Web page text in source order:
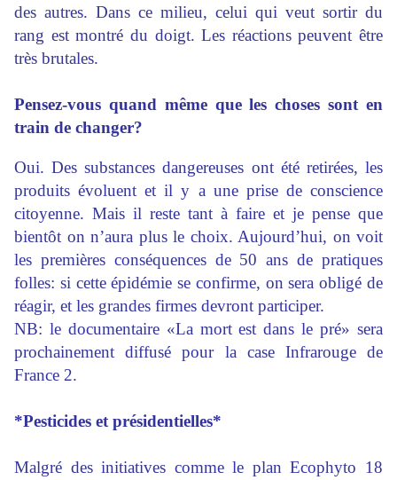
des autres. Dans ce milieu, celui qui veut sortir du
rang est montré du doigt. Les réactions peuvent être
très brutales.
Pensez-vous quand même que les choses sont en
train de changer?
Oui. Des substances dangereuses ont été retirées, les
produits évoluent et il y a une prise de conscience
citoyenne. Mais il reste tant à faire et je pense que
bientôt on n’aura plus le choix. Aujourd’hui, on voit
les premières conséquences de 50 ans de pratiques
folles: si cette épidémie se confirme, on sera obligé de
réagir, et les grandes firmes devront participer.
NB: le documentaire «La mort est dans le pré» sera
prochainement diffusé pour la case Infrarouge de
France 2.
*Pesticides et présidentielles*
Malgré des initiatives comme le plan Ecophyto 18